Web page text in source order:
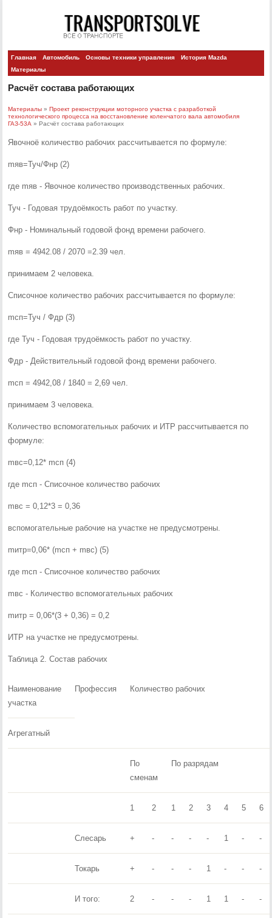
Главная Автомобиль Основы техники управления
История Mazda
Материалы
Расчёт состава работающих
Материалы »Проект реконструкции моторного участка с разработкой
технологического процесса на восстановление коленчатого вала автомобиля
ГАЗ-53А » Расчёт состава работающих
Явочноё количество рабочих рассчитывается по формуле:
mяв=Туч/Фнр (2)
где mяв - Явочное количество производственных рабочих.
Туч - Годовая трудоёмкость работ по участку.
Фнр - Номинальный годовой фонд времени рабочего.
mяв = 4942.08 / 2070 =2.39 чел.
принимаем 2 человека.
Списочное количество рабочих рассчитывается по формуле:
mсп=Туч / Фдр (3)
где Туч - Годовая трудоёмкость работ по участку.
Фдр - Действительный годовой фонд времени рабочего.
mсп = 4942,08 / 1840 = 2,69 чел.
принимаем 3 человека.
Количество вспомогательных рабочих и ИТР рассчитывается по
формуле:
mвс=0,12* mсп (4)
где mсп - Списочное количество рабочих
mвс = 0,12*3 = 0,36
вспомогательные рабочие на участке не предусмотрены.
mитр=0,06* (mсп + mвс) (5)
где mсп - Списочное количество рабочих
mвс - Количество вспомогательных рабочих
mитр = 0,06*(3 + 0,36) = 0,2
ИТР на участке не предусмотрены.
Таблица 2. Состав рабочих
Наименование
участка
Профессия Количество рабочих
Агрегатный
По
сменам
По разрядам
1 2 1 2 3 4 5 6
Слесарь + - - - - 1 - -
Токарь + - - - 1 - - -
И того: 2 - - - 1 1 - -